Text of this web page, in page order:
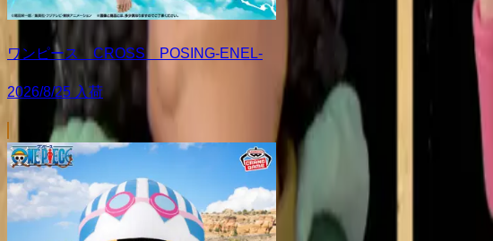
ワンピース CROSS POSING-ENEL-
2026/8/25 入荷